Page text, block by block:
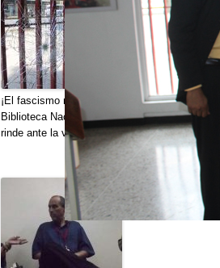
¡El fascismo no pasará!
Biblioteca Nacional no se
rinde ante la violencia